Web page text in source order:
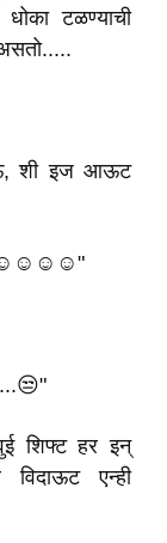
टळण्याची
शी इज आऊट
शिफ्ट हर इन्
एन्ही